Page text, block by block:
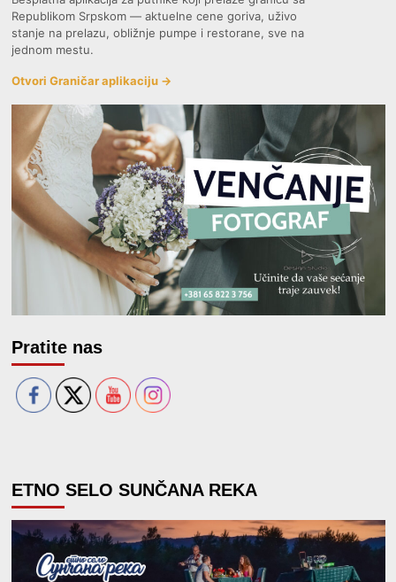
Republikom Srpskom — aktuelne cene goriva, uživo
stanje na prelazu, obližnje pumpe i restorane, sve na
jednom mestu.
Otvori Graničar aplikaciju →
Pratite nas
ETNO SELO SUNČANA REKA